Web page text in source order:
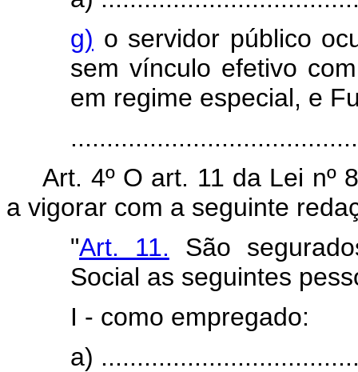
g) o servidor público
sem vínculo efetivo
em regime especial, e
Art. 4º O art. 11 da Lei nº
a vigorar com a seguinte
"Art. 11. São
Social as seguintes
I - como empregado:
a)